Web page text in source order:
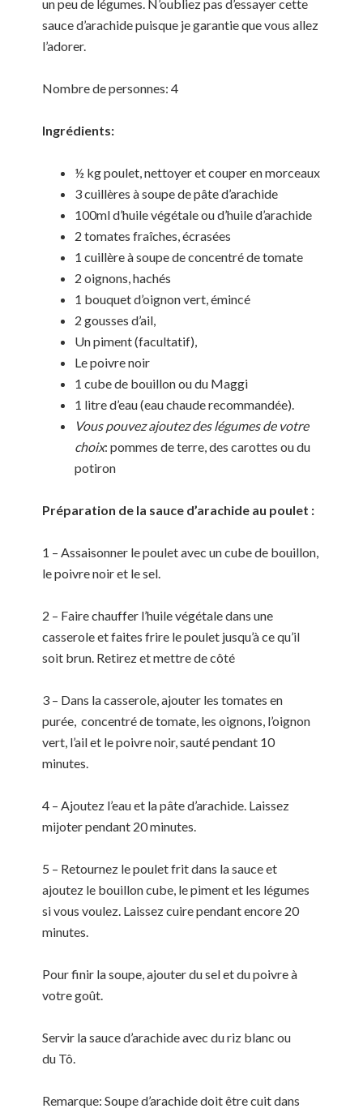
un peu de légumes. N’oubliez pas d’essayer cette
sauce d’arachide puisque je garantie que vous allez
l’adorer.
Nombre de personnes: 4
Ingrédients:
½ kg poulet, nettoyer et couper en morceaux
3 cuillères à soupe de pâte d’arachide
100ml d’huile végétale ou d’huile d’arachide
2 tomates fraîches, écrasées
1 cuillère à soupe de concentré de tomate
2 oignons, hachés
1 bouquet d’oignon vert, émincé
2 gousses d’ail,
Un piment (facultatif),
Le poivre noir
1 cube de bouillon ou du Maggi
1 litre d’eau (eau chaude recommandée).
Vous pouvez ajoutez des légumes de votre
choix: pommes de terre, des carottes ou du
potiron
Préparation de la sauce d’arachide au poulet :
1 – Assaisonner le poulet avec un cube de bouillon,
le poivre noir et le sel.
2 – Faire chauffer l’huile végétale dans une
casserole et faites frire le poulet jusqu’à ce qu’il
soit brun. Retirez et mettre de côté
3 – Dans la casserole, ajouter les tomates en
purée, concentré de tomate, les oignons, l’oignon
vert, l’ail et le poivre noir, sauté pendant 10
minutes.
4 – Ajoutez l’eau et la pâte d’arachide. Laissez
mijoter pendant 20 minutes.
5 – Retournez le poulet frit dans la sauce et
ajoutez le bouillon cube, le piment et les légumes
si vous voulez. Laissez cuire pendant encore 20
minutes.
Pour finir la soupe, ajouter du sel et du poivre à
votre goût.
Servir la sauce d’arachide avec du riz blanc ou
du Tô.
Remarque: Soupe d’arachide doit être cuit dans